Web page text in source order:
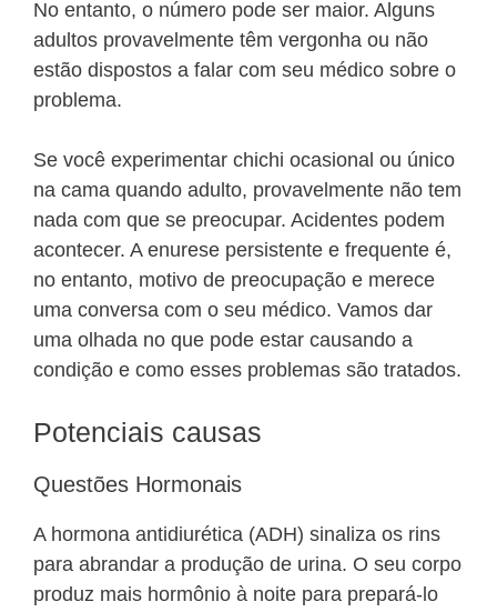
No entanto, o número pode ser maior. Alguns
adultos provavelmente têm vergonha ou não
estão dispostos a falar com seu médico sobre o
problema.
Se você experimentar chichi ocasional ou único
na cama quando adulto, provavelmente não tem
nada com que se preocupar. Acidentes podem
acontecer. A enurese persistente e frequente é,
no entanto, motivo de preocupação e merece
uma conversa com o seu médico. Vamos dar
uma olhada no que pode estar causando a
condição e como esses problemas são tratados.
Potenciais causas
Questões Hormonais
A hormona antidiurética (ADH) sinaliza os rins
para abrandar a produção de urina. O seu corpo
produz mais hormônio à noite para prepará-lo